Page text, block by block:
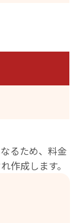
るため、料金
作成します。